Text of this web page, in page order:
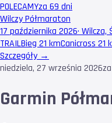
POLECAMYza 69 dni
Wilczy Półmaraton
17 października 2026· Wilcza,
TRAILBieg 21 kmCanicross 21
Szczegóły →
niedziela, 27 września 2026
Garmin